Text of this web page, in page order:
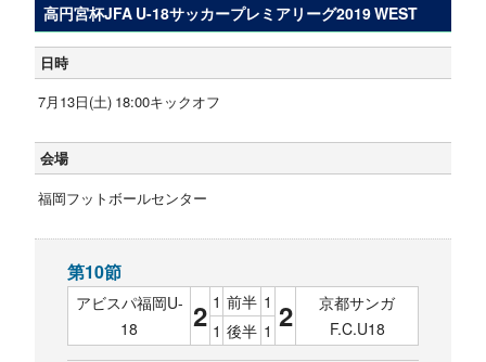
高円宮杯JFA U-18サッカープレミアリーグ2019 WEST
日時
7月13日(土) 18:00キックオフ
会場
福岡フットボールセンター
第10節
アビスパ福岡U-
18
2 1 前半 1 2
京都サンガ
F.C.U18
1 後半 1